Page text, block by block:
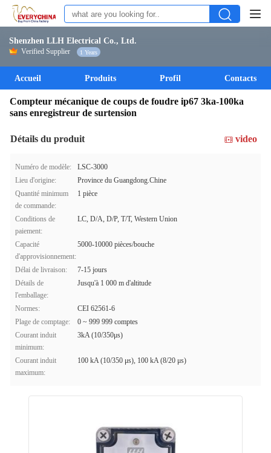
Shenzhen LLH Electrical Co., Ltd.
Verified Supplier 1 Years
Accueil Produits Profil Contacts
Compteur mécanique de coups de foudre ip67 3ka-100ka
sans enregistreur de surtension
Détails du produit video
Numéro de modèle:
LSC-3000
Lieu d'origine:
Province du Guangdong.Chine
Quantité minimum
de commande:
1 pièce
Conditions de
paiement:
LC, D/A, D/P, T/T, Western Union
Capacité
d'approvisionnement:
5000-10000 pièces/bouche
Délai de livraison:
7-15 jours
Détails de
l'emballage:
Jusqu'à 1 000 m d'altitude
Normes:
CEI 62561-6
Plage de comptage:
0 ~ 999 999 comptes
Courant induit
minimum:
3kA (10/350μs)
Courant induit
maximum:
100 kA (10/350 μs), 100 kA (8/20 μs)